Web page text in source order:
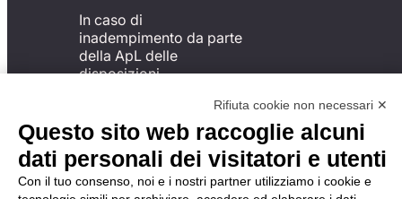
In caso di
inadempimento da parte
della ApL delle
disposizioni
possibile presentare un
reclamo
all’Organismo di
Monitoraggio utilizzando
una delle modalità
Rifiuta cookie non necessari ✕
Questo sito web raccoglie alcuni
dati personali dei visitatori e utenti
Con il tuo consenso, noi e i nostri partner utilizziamo i cookie e